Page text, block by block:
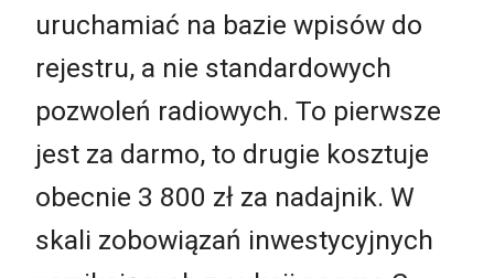
uruchamiać na bazie wpisów do
rejestru, a nie standardowych
pozwoleń radiowych. To pierwsze
jest za darmo, to drugie kosztuje
obecnie 3 800 zł za nadajnik. W
skali zobowiązań inwestycyjnych